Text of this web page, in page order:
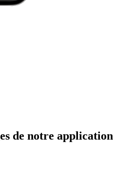
de notre